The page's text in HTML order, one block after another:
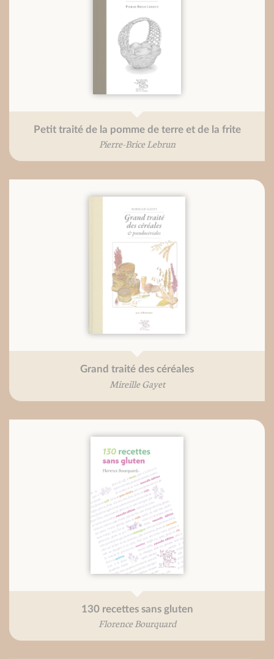
Petit traité de la pomme de terre et de la frite
Pierre-Brice Lebrun
Grand traité des céréales
Mireille Gayet
130 recettes sans gluten
Florence Bourquard